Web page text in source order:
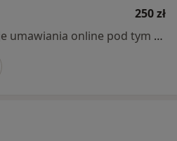
250 zł
Specjalista nie oferuje umawiania online pod tym adresem.